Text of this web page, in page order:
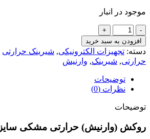
موجود در انبار
روکش
(وارنیش)
حرارتی
مشکی
سایز
2mm
–
متر
افزودن به سبد خرید
دسته: تجهیزات الکترونیکی, شیرینک حرارتی
حرارتی, شیرینک, وارنیش
توضیحات
نظرات (0)
توضیحات
روکش (وارنیش) حرارتی مشکی سایز 2mm – یک متر